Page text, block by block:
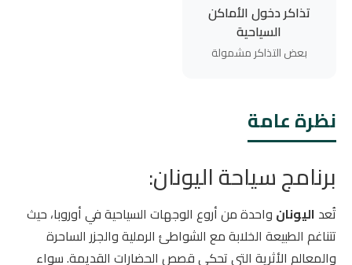
تذاكر دخول الأماكن
السياحية
بعض التذاكر مشمولة
نظرة عامة
برنامج سياحة اليونان:
تُعد اليونان واحدة من أروع الوجهات السياحية في أوروبا، حيث
تتناغم الطبيعة الخلابة مع الشواطئ الرملية والجزر الساحرة
والمعالم الأثرية التي تحكي قصص الحضارات القديمة. سواء